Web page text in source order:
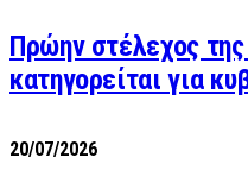
Πρώην στέλεχος
κατηγορείται για
20/07/2026